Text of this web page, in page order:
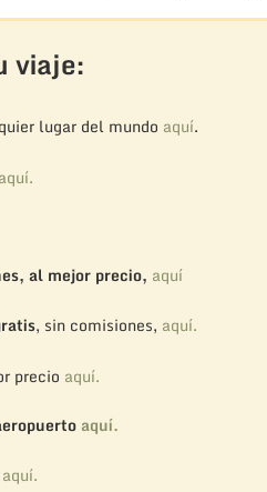
viaje:
lugar del mundo aquí.
aquí.
al mejor precio, aquí
, sin comisiones, aquí.
precio aquí.
aquí.
aquí.